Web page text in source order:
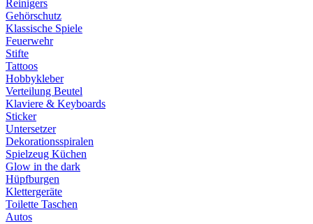
Reinigers
Gehörschutz
Klassische Spiele
Feuerwehr
Stifte
Tattoos
Hobbykleber
Verteilung Beutel
Klaviere & Keyboards
Sticker
Untersetzer
Dekorationsspiralen
Spielzeug Küchen
Glow in the dark
Hüpfburgen
Klettergeräte
Toilette Taschen
Autos